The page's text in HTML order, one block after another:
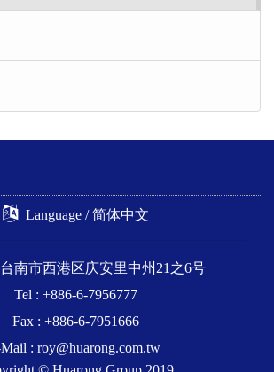
Language / 简体中文
台南市西港区庆安里中州21之6号
Tel : +886-6-7956777
Fax : +886-6-7951666
: roy@huarong.com.tw